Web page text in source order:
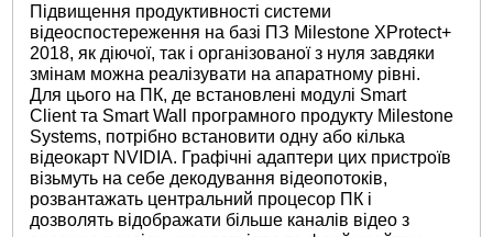
Підвищення продуктивності системи
відеоспостереження на базі ПЗ Milestone XProtect+
2018, як діючої, так і організованої з нуля завдяки
змінам можна реалізувати на апаратному рівні.
Для цього на ПК, де встановлені модулі Smart
Client та Smart Wall програмного продукту Milestone
Systems, потрібно встановити одну або кілька
відеокарт NVIDIA. Графічні адаптери цих пристроїв
візьмуть на себе декодування відеопотоків,
розвантажать центральний процесор ПК і
дозволять відображати більше каналів відео з